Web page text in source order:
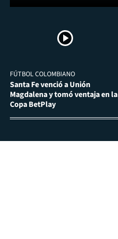
FÚTBOL COLOMBIANO
Santa Fe venció a Unión
Magdalena y tomó ventaja en la
Copa BetPlay